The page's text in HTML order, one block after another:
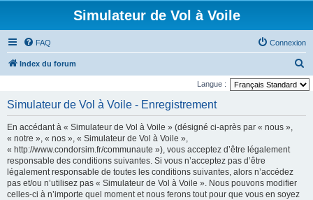
Simulateur de Vol à Voile
FAQ Connexion
Index du forum
e
Langue :
Simulateur de Vol à Voile - Enregistrement
En accédant à « Simulateur de Vol à Voile » (désigné ci-après par « nous »,
« notre », « nos », « Simulateur de Vol à Voile »,
« http://www.condorsim.fr/communaute »), vous acceptez d’être légalement
responsable des conditions suivantes. Si vous n’acceptez pas d’être
légalement responsable de toutes les conditions suivantes, alors n’accédez
pas et/ou n’utilisez pas « Simulateur de Vol à Voile ». Nous pouvons modifier
celles-ci à n’importe quel moment et nous ferons tout pour que vous en soyez